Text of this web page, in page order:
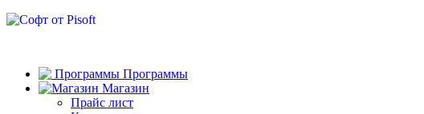
Программы
Магазин
Прайс лист